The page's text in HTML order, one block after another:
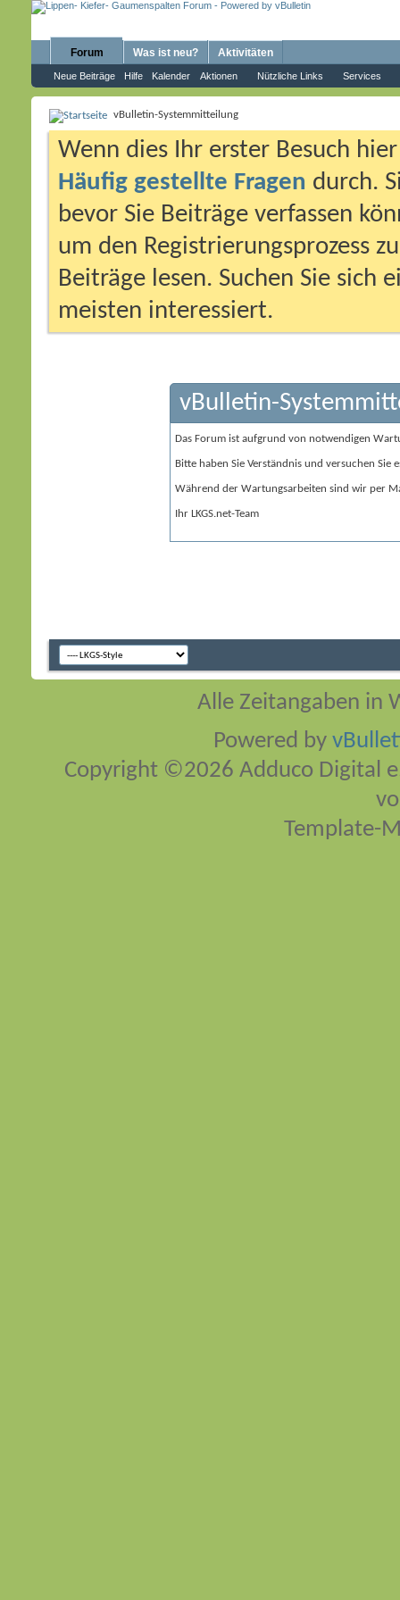
Forum
Neue Beiträge Hilfe Kalender Aktionen Nützliche Links Services
Was ist neu? Aktivitäten
vBulletin-Systemmitteilung
Wenn dies Ihr erster Besuch
Häufig gestellte Fragen durch.
bevor Sie Beiträge verfassen
um den Registrierungsprozess
Beiträge lesen. Suchen Sie sich
meisten interessiert.
vBulletin-
Das Forum ist aufgrund von notwendigen
Bitte haben Sie Verständnis und versuchen Sie
Während der Wartungsarbeiten sind wir per
Ihr LKGS.net-Team
Alle Zeitangaben in
Powered by
Copyright ©2026 Adduco Digital
Template-